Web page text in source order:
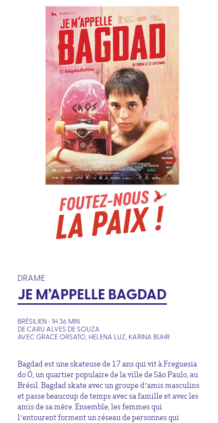
DRAME
JE M’APPELLE BAGDAD
BRÉSILIEN • 1H 36 MIN
DE CARU ALVES DE SOUZA
AVEC GRACE ORSATO, HELENA LUZ, KARINA BUHR
Bagdad est une skateuse de 17 ans qui vit à Freguesia
do Ó, un quartier populaire de la ville de São Paulo, au
Brésil. Bagdad skate avec un groupe d’amis masculins
et passe beaucoup de temps avec sa famille et avec les
amis de sa mère. Ensemble, les femmes qui
l’entourent forment un réseau de personnes qui